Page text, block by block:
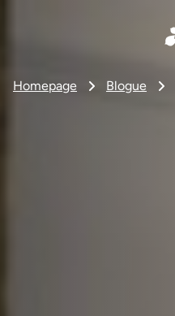
Homepage Blogue